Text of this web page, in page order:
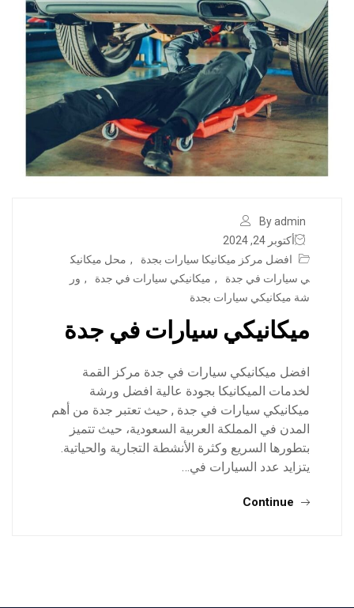
By admin
أكتوبر 24, 2024
افضل مركز ميكانيكا سيارات بجدة
, محل ميكانيك
ي سيارات في جدة
, ميكانيكي سيارات في جدة , ور
شة ميكانيكي سيارات بجدة
ميكانيكي سيارات في جدة
افضل ميكانيكي سيارات في جدة مركز القمة
لخدمات الميكانيكا بجودة عالية افضل ورشة
ميكانيكي سيارات في جدة , حيث تعتبر جدة من أهم
المدن في المملكة العربية السعودية، حيث تتميز
بتطورها السريع وكثرة الأنشطة التجارية والحياتية.
يتزايد عدد السيارات في…
Continue